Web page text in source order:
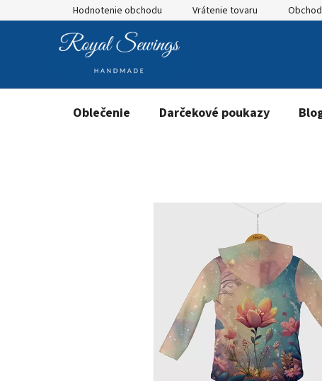
na
Hodnotenie obchodu Vrátenie tovaru
Oblečenie Darčekové poukazy